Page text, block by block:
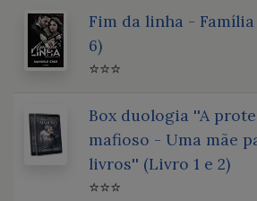
Fim da linha -
6)
⭐⭐⭐
Box duologia ''A
mafioso - Uma mãe
livros'' (Livro 1 e 2)
⭐⭐⭐